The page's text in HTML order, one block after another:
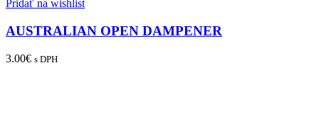
Pridať na wishlist
AUSTRALIAN OPEN DAMPENER
3.00€ s DPH